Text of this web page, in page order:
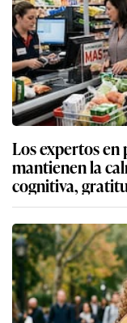
Los expertos en
mantienen la
cognitiva,